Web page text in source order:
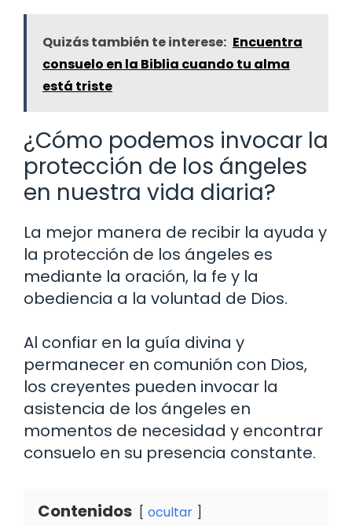
Quizás también te interese: Encuentra
consuelo en la Biblia cuando tu alma
está triste
¿Cómo podemos invocar la
protección de los ángeles
en nuestra vida diaria?
La mejor manera de recibir la ayuda y
la protección de los ángeles es
mediante la oración, la fe y la
obediencia a la voluntad de Dios.
Al confiar en la guía divina y
permanecer en comunión con Dios,
los creyentes pueden invocar la
asistencia de los ángeles en
momentos de necesidad y encontrar
consuelo en su presencia constante.
Contenidos ocultar